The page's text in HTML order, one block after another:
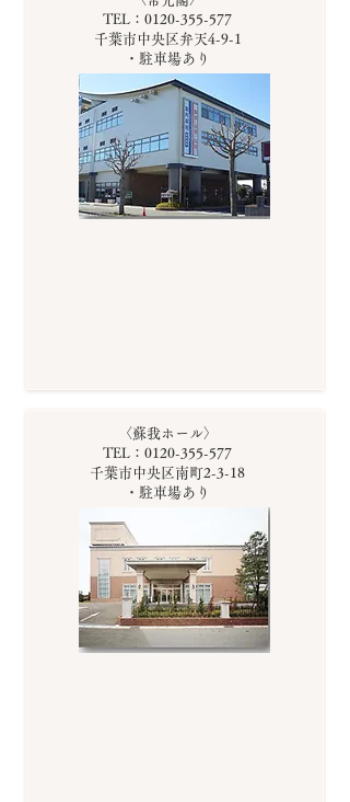
TEL：0120-355-577
千葉市中央区弁天4-9-1
・駐車場あり
〈蘇我ホール〉
TEL：0120-355-577
千葉市中央区南町2-3-18
・駐車場あり